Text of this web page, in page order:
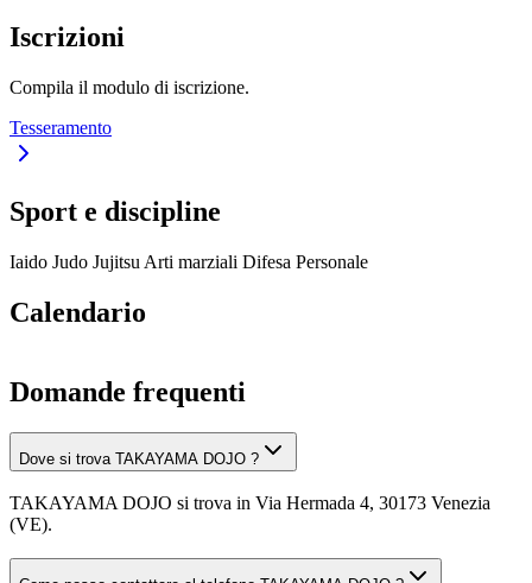
Iscrizioni
Compila il modulo di iscrizione.
Tesseramento
Sport e discipline
Iaido Judo Jujitsu Arti marziali Difesa Personale
Calendario
Domande frequenti
Dove si trova TAKAYAMA DOJO ?
TAKAYAMA DOJO si trova in Via Hermada 4, 30173 Venezia
(VE).